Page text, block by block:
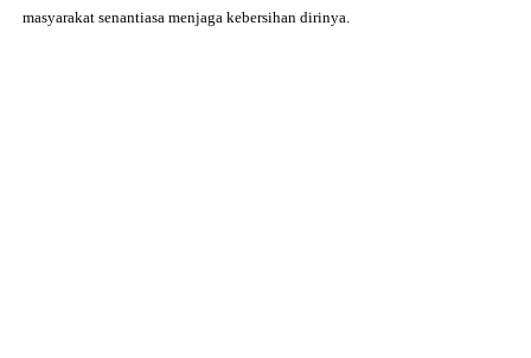
masyarakat senantiasa menjaga kebersihan dirinya.